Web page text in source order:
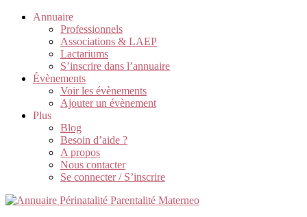
Annuaire
Professionnels
Associations & LAEP
Lactariums
S’inscrire dans l’annuaire
Évènements
Voir les évènements
Ajouter un évènement
Plus
Blog
Besoin d’aide ?
A propos
Nous contacter
Se connecter / S’inscrire